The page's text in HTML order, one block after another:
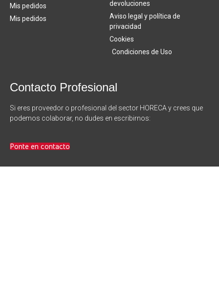
Mis pedidos
Mis pedidos
devoluciones
Aviso legal y política de
privacidad
Cookies
Condiciones de Uso
Contacto Profesional
Si eres proveedor o profesional del sector HORECA y crees que
podemos colaborar, no dudes en escribirnos:
Ponte en contacto